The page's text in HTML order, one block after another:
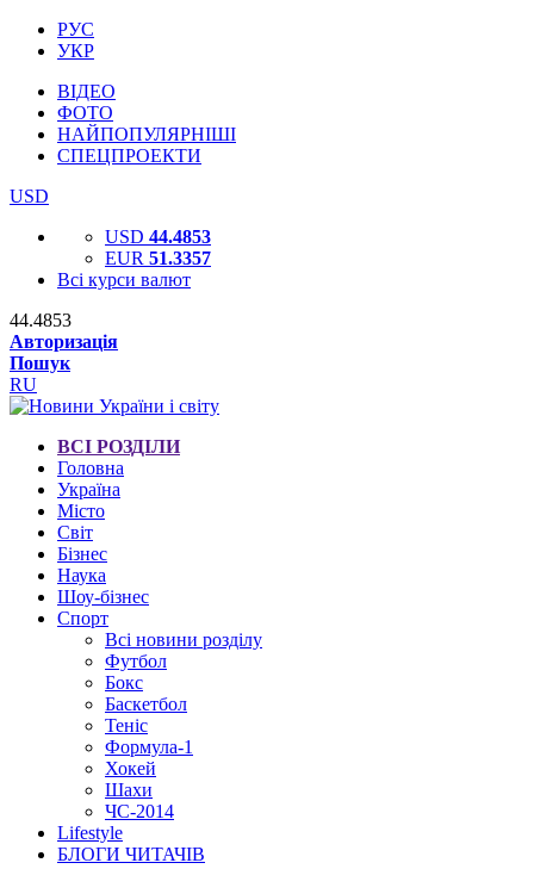
РУС
УКР
ВІДЕО
ФОТО
НАЙПОПУЛЯРНІШІ
СПЕЦПРОЕКТИ
USD
USD 44.4853
EUR 51.3357
Всі курси валют
44.4853
Авторизація
Пошук
RU
ВСІ РОЗДІЛИ
Головна
Україна
Місто
Світ
Бізнес
Наука
Шоу-бізнес
Спорт
Всі новини розділу
Футбол
Бокс
Баскетбол
Теніс
Формула-1
Хокей
Шахи
ЧС-2014
Lifestyle
БЛОГИ ЧИТАЧІВ